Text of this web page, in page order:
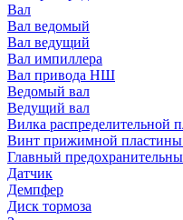
Вал
Вал ведомый
Вал ведущий
Вал импиллера
Вал привода НШ
Ведомый вал
Ведущий вал
Вилка распределительной
Винт прижимной
Главный
Датчик
Демпфер
Диск тормоза